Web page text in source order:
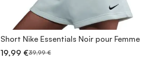
Short Nike Essentials Noir pour Femme
19,99 €39,99 €